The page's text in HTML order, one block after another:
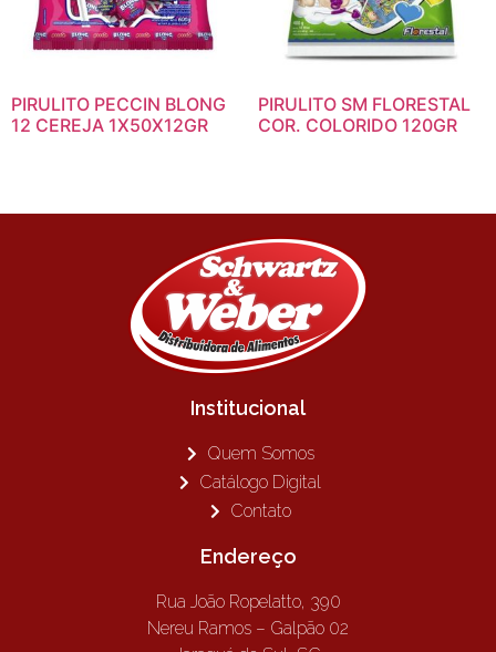
PIRULITO PECCIN BLONG
12 CEREJA 1X50X12GR
PIRULITO SM FLORESTAL
COR. COLORIDO 120GR
Institucional
Quem Somos
Catálogo Digital
Contato
Endereço
Rua João Ropelatto, 390
Nereu Ramos – Galpão 02